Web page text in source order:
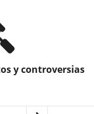
y controversias